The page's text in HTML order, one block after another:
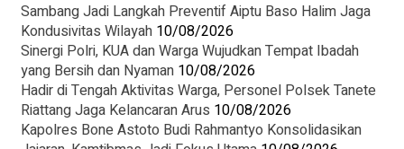
Sambang Jadi Langkah Preventif Aiptu Baso Halim Jaga
Kondusivitas Wilayah 10/08/2026
Sinergi Polri, KUA dan Warga Wujudkan Tempat Ibadah
yang Bersih dan Nyaman 10/08/2026
Hadir di Tengah Aktivitas Warga, Personel Polsek Tanete
Riattang Jaga Kelancaran Arus 10/08/2026
Kapolres Bone Astoto Budi Rahmantyo Konsolidasikan